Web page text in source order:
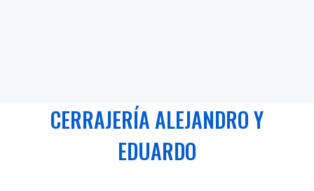
CERRAJERÍA ALEJANDRO Y
EDUARDO